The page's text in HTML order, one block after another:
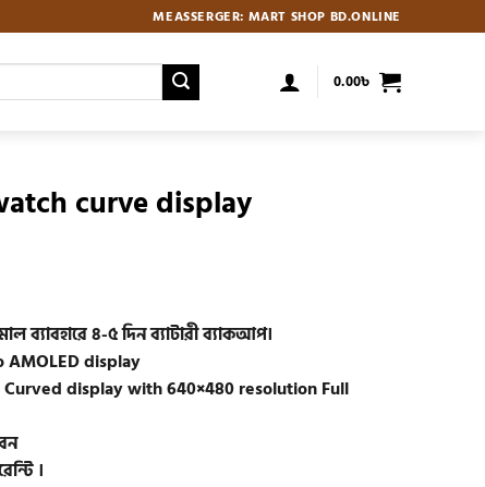
MEASSERGER: MART SHOP BD.ONLINE
0.00৳
curve display
.
ব্যাবহারে ৪-৫ দিন ব্যাটারী ব্যাকআপ।
display
Curved display with 640×480 resolution Full
।